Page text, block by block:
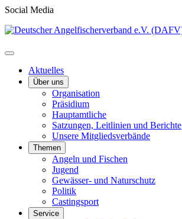
Social Media
Aktuelles
Über uns
Organisation
Präsidium
Hauptamtliche
Satzungen, Leitlinien und Berichte
Unsere Mitgliedsverbände
Themen
Angeln und Fischen
Jugend
Gewässer- und Naturschutz
Politik
Castingsport
Service